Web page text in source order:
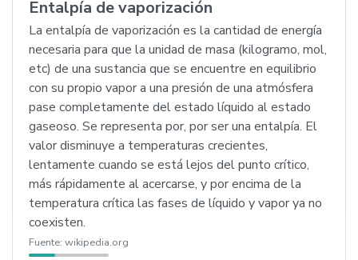
Entalpía de vaporización
La entalpía de vaporización es la cantidad de energía
necesaria para que la unidad de masa (kilogramo, mol,
etc) de una sustancia que se encuentre en equilibrio
con su propio vapor a una presión de una atmósfera
pase completamente del estado líquido al estado
gaseoso. Se representa por, por ser una entalpía. El
valor disminuye a temperaturas crecientes,
lentamente cuando se está lejos del punto crítico,
más rápidamente al acercarse, y por encima de la
temperatura crítica las fases de líquido y vapor ya no
coexisten.
Fuente: wikipedia.org